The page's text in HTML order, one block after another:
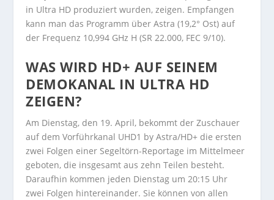
in Ultra HD produziert wurden, zeigen. Empfangen
kann man das Programm über Astra (19,2° Ost) auf
der Frequenz 10,994 GHz H (SR 22.000, FEC 9/10).
WAS WIRD HD+ AUF SEINEM
DEMOKANAL IN ULTRA HD
ZEIGEN?
Am Dienstag, den 19. April, bekommt der Zuschauer
auf dem Vorführkanal UHD1 by Astra/HD+ die ersten
zwei Folgen einer Segeltörn-Reportage im Mittelmeer
geboten, die insgesamt aus zehn Teilen besteht.
Daraufhin kommen jeden Dienstag um 20:15 Uhr
zwei Folgen hintereinander. Sie können von allen